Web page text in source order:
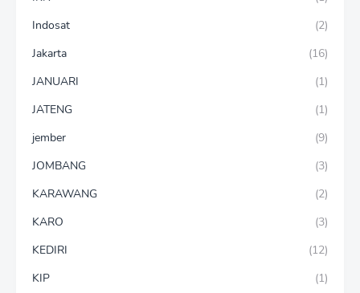
Indosat
(2)
Jakarta
(16)
JANUARI
(1)
JATENG
(1)
jember
(9)
JOMBANG
(3)
KARAWANG
(2)
KARO
(3)
KEDIRI
(12)
KIP
(1)